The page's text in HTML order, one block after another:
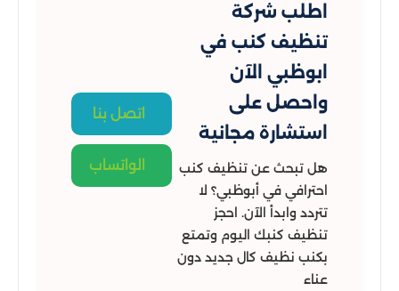
اطلب شركة
تنظيف كنب في
ابوظبي الآن
واحصل على
استشارة مجانية
هل تبحث عن تنظيف كنب
احترافي في أبوظبي؟ لا
تتردد وابدأ الآن. احجز
تنظيف كنبك اليوم وتمتع
بكنب نظيف كال جديد دون
عناء
اتصل بنا
الواتساب